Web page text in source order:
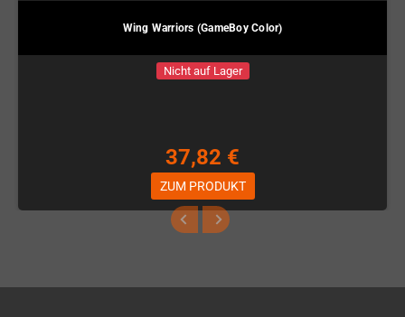
Wing Warriors (GameBoy Color)
Nicht auf Lager
37,82 €
ZUM PRODUKT